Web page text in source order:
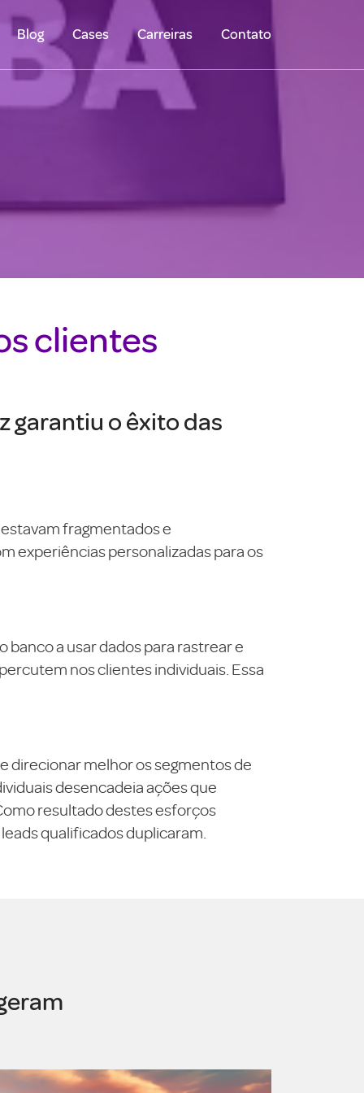
Blog Cases Carreiras Contato
clientes
garantiu o êxito das
fragmentados e
experiências personalizadas para os
a usar dados para rastrear e
nos clientes individuais. Essa
direcionar melhor os segmentos de
desencadeia ações que
resultado destes esforços
qualificados duplicaram.